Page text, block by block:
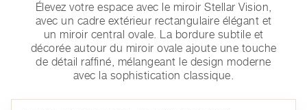
Élevez votre espace avec le miroir Stellar Vision,
avec un cadre extérieur rectangulaire élégant et
un miroir central ovale. La bordure subtile et
décorée autour du miroir ovale ajoute une touche
de détail raffiné, mélangeant le design moderne
avec la sophistication classique.